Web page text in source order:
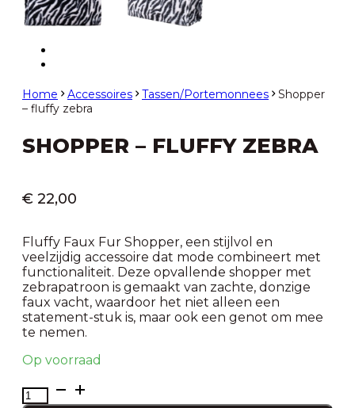
Home Accessoires Tassen/Portemonnees
Shopper
– fluffy zebra
SHOPPER – FLUFFY ZEBRA
€ 22,00
Fluffy Faux Fur Shopper, een stijlvol en
veelzijdig accessoire dat mode combineert met
functionaliteit. Deze opvallende shopper met
zebrapatroon is gemaakt van zachte, donzige
faux vacht, waardoor het niet alleen een
statement-stuk is, maar ook een genot om mee
te nemen.
Op voorraad
Shopper
-